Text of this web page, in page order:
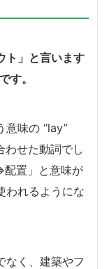
ト」と言います
す。
意味の “lay”
わせた動詞でし
置」と意味が
われるようにな
なく、建築やフ